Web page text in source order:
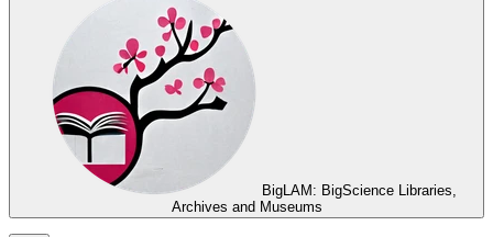
BigLAM: BigScience Libraries,
Archives and Museums